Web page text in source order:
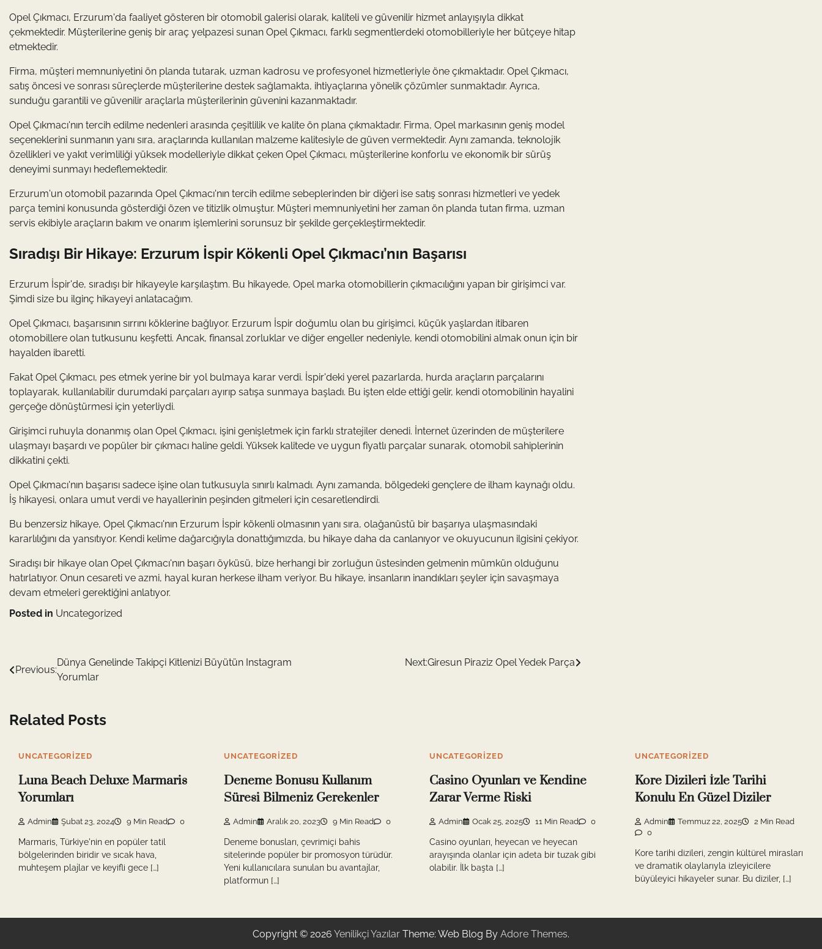
Opel Çıkmacı, Erzurum'da faaliyet gösteren bir otomobil galerisi olarak, kaliteli ve güvenilir hizmet anlayışıyla dikkat
çekmektedir. Müşterilerine geniş bir araç yelpazesi sunan Opel Çıkmacı, farklı segmentlerdeki otomobilleriyle her bütçeye hitap
etmektedir.
Firma, müşteri memnuniyetini ön planda tutarak, uzman kadrosu ve profesyonel hizmetleriyle öne çıkmaktadır. Opel Çıkmacı,
satış öncesi ve sonrası süreçlerde müşterilerine destek sağlamakta, ihtiyaçlarına yönelik çözümler sunmaktadır. Ayrıca,
sunduğu garantili ve güvenilir araçlarla müşterilerinin güvenini kazanmaktadır.
Opel Çıkmacı'nın tercih edilme nedenleri arasında çeşitlilik ve kalite ön plana çıkmaktadır. Firma, Opel markasının geniş model
seçeneklerini sunmanın yanı sıra, araçlarında kullanılan malzeme kalitesiyle de güven vermektedir. Aynı zamanda, teknolojik
özellikleri ve yakıt verimliliği yüksek modelleriyle dikkat çeken Opel Çıkmacı, müşterilerine konforlu ve ekonomik bir sürüş
deneyimi sunmayı hedeflemektedir.
Erzurum'un otomobil pazarında Opel Çıkmacı'nın tercih edilme sebeplerinden bir diğeri ise satış sonrası hizmetleri ve yedek
parça temini konusunda gösterdiği özen ve titizlik olmuştur. Müşteri memnuniyetini her zaman ön planda tutan firma, uzman
servis ekibiyle araçların bakım ve onarım işlemlerini sorunsuz bir şekilde gerçekleştirmektedir.
Sıradışı Bir Hikaye: Erzurum İspir Kökenli Opel Çıkmacı’nın Başarısı
Erzurum İspir'de, sıradışı bir hikayeyle karşılaştım. Bu hikayede, Opel marka otomobillerin çıkmacılığını yapan bir girişimci var.
Şimdi size bu ilginç hikayeyi anlatacağım.
Opel Çıkmacı, başarısının sırrını köklerine bağlıyor. Erzurum İspir doğumlu olan bu girişimci, küçük yaşlardan itibaren
otomobillere olan tutkusunu keşfetti. Ancak, finansal zorluklar ve diğer engeller nedeniyle, kendi otomobilini almak onun için bir
hayalden ibaretti.
Fakat Opel Çıkmacı, pes etmek yerine bir yol bulmaya karar verdi. İspir'deki yerel pazarlarda, hurda araçların parçalarını
toplayarak, kullanılabilir durumdaki parçaları ayırıp satışa sunmaya başladı. Bu işten elde ettiği gelir, kendi otomobilinin hayalini
gerçeğe dönüştürmesi için yeterliydi.
Girişimci ruhuyla donanmış olan Opel Çıkmacı, işini genişletmek için farklı stratejiler denedi. İnternet üzerinden de müşterilere
ulaşmayı başardı ve popüler bir çıkmacı haline geldi. Yüksek kalitede ve uygun fiyatlı parçalar sunarak, otomobil sahiplerinin
dikkatini çekti.
Opel Çıkmacı'nın başarısı sadece işine olan tutkusuyla sınırlı kalmadı. Aynı zamanda, bölgedeki gençlere de ilham kaynağı oldu.
İş hikayesi, onlara umut verdi ve hayallerinin peşinden gitmeleri için cesaretlendirdi.
Bu benzersiz hikaye, Opel Çıkmacı'nın Erzurum İspir kökenli olmasının yanı sıra, olağanüstü bir başarıya ulaşmasındaki
kararlılığını da yansıtıyor. Kendi kelime dağarcığıyla donattığımızda, bu hikaye daha da canlanıyor ve okuyucunun ilgisini çekiyor.
Sıradışı bir hikaye olan Opel Çıkmacı'nın başarı öyküsü, bize herhangi bir zorluğun üstesinden gelmenin mümkün olduğunu
hatırlatıyor. Onun cesareti ve azmi, hayal kuran herkese ilham veriyor. Bu hikaye, insanların inandıkları şeyler için savaşmaya
devam etmeleri gerektiğini anlatıyor.
Posted in Uncategorized
Yazı
Previous:
Dünya Genelinde Takipçi Kitlenizi Büyütün Instagram
Yorumlar
Next:Giresun Piraziz Opel Yedek Parça
Related Posts
UNCATEGORIZED
Luna Beach Deluxe Marmaris
Yorumları
Admin Şubat 23, 2024 9 Min Read 0
Marmaris, Türkiye'nin en popüler tatil
bölgelerinden biridir ve sıcak hava,
muhteşem plajlar ve keyifli gece […]
UNCATEGORIZED
Deneme Bonusu Kullanım
Süresi Bilmeniz Gerekenler
Admin Aralık 20, 2023 9 Min Read 0
Deneme bonusları, çevrimiçi bahis
sitelerinde popüler bir promosyon türüdür.
Yeni kullanıcılara sunulan bu avantajlar,
platformun […]
UNCATEGORIZED
Casino Oyunları ve Kendine
Zarar Verme Riski
Admin Ocak 25, 2025 11 Min Read 0
Casino oyunları, heyecan ve heyecan
arayışında olanlar için adeta bir tuzak gibi
olabilir. İlk başta […]
UNCATEGORIZED
Kore Dizileri İzle Tarihi
Konulu En Güzel Diziler
Admin Temmuz 22, 2025
2 Min Read
0
Kore tarihi dizileri, zengin kültürel mirasları
ve dramatik olaylarıyla izleyicilere
büyüleyici hikayeler sunar. Bu diziler, […]
Copyright © 2026 Yenilikçi Yazılar Theme: Web Blog By Adore Themes.